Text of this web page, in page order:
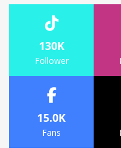
130K
Follower
15.0K
Fans